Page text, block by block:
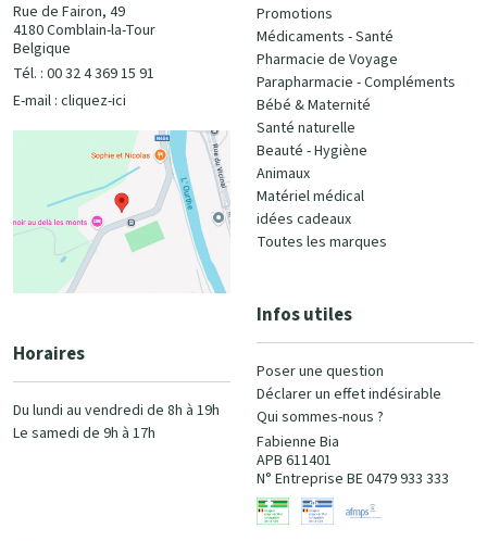
Rue de Fairon, 49
4180 Comblain-la-Tour
Belgique
Tél. : 00 32 4 369 15 91
E-mail : cliquez-ici
Horaires
Du lundi au vendredi de 8h à 19h
Le samedi de 9h à 17h
Promotions
Médicaments - Santé
Pharmacie de Voyage
Parapharmacie - Compléments
Bébé & Maternité
Santé naturelle
Beauté - Hygiène
Animaux
Matériel médical
idées cadeaux
Toutes les marques
Infos utiles
Poser une question
Déclarer un effet indésirable
Qui sommes-nous ?
Fabienne Bia
APB 611401
N° Entreprise BE 0479 933 333